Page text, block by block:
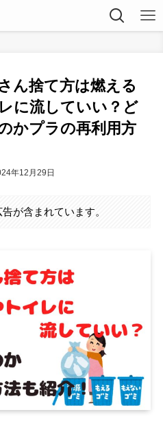
ん捨て方は燃える
に流していい？ど
かプラの再利用方
年12月29日
が含まれています。